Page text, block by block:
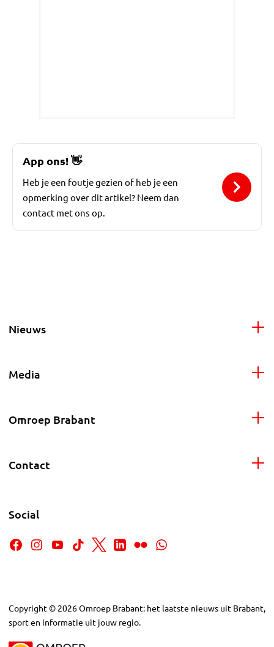
App ons!👋
Heb je een foutje gezien of heb je een
opmerking over dit artikel? Neem dan
contact met ons op.
Nieuws
Media
Omroep Brabant
Contact
Social
Copyright © 2026Omroep Brabant: het laatste nieuws uit Brabant,
sport en informatie uit jouw regio.